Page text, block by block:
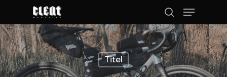
Hit enter to search or ESC to close
Titel